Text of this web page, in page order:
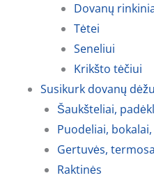
Dovanų
Tėtei
Seneliui
Krikšto tėčiui
Susikurk dovanų
Šaukšteliai,
Puodeliai,
Gertuvės,
Raktinės